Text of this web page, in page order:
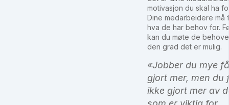
motivasjon du skal ha
Dine medarbeidere må
hva de har behov for.
kan du møte de
den grad det er mulig.
«Jobber du mye
gjort mer, men du
ikke gjort mer av